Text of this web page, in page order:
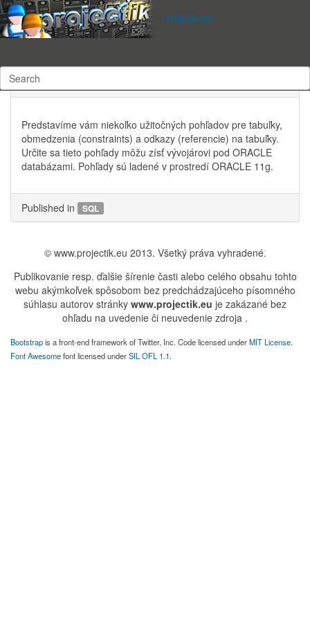
projectik.eu
Subscribe to this RSS feed
streda, 23 júl 2014 14:32Written by
programátora časť 1.
Predstavíme vám niekoľko užitočných pohľadov pre tabuľky,
obmedzenia (constraints) a odkazy (referencie) na tabuľky.
Určite sa tieto pohľady môžu zísť vývojárovi pod ORACLE
databázami. Pohľady sú ladené v prostredí ORACLE 11g.
Published in SQL
© www.projectik.eu 2013. Všetký práva vyhradené.
Publikovanie resp. ďalšie šírenie časti alebo celého obsahu tohto
webu akýmkoľvek spôsobom bez predchádzajúceho písomného
súhlasu autorov stránky www.projectik.eu je zakázané bez
ohľadu na uvedenie či neuvedenie zdroja .
Bootstrapis a front-end framework of Twitter, Inc. Code licensed underMIT License.
Font Awesomefont licensed underSIL OFL 1.1.